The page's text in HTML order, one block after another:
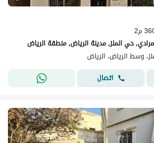
م2
حي الملز, مدينة الرياض, منطقة الرياض
وسط الرياض، الرياض
اتصال